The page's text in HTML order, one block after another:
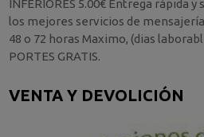
INFERIORES 5.00€ Entrega rápida
los mejores servicios de
48 o 72 horas Maximo, (dias
PORTES GRATIS.
VENTA Y DEVOLICIÓN